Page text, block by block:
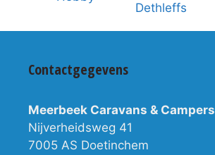
Contactgegevens
Meerbeek Caravans & Campers
Nijverheidsweg 41
7005 AS Doetinchem